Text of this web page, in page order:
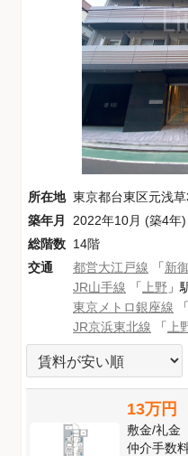
所在地 東京都台東区元浅
築年月
2022年10月 (築4年)
総階数 14階
交通
都営大江戸線 「新
JR山手線 「 上野 」
東京メトロ銀座線 「
JR京浜東北線 「 上
13万円
敷金/礼金
仲介手数